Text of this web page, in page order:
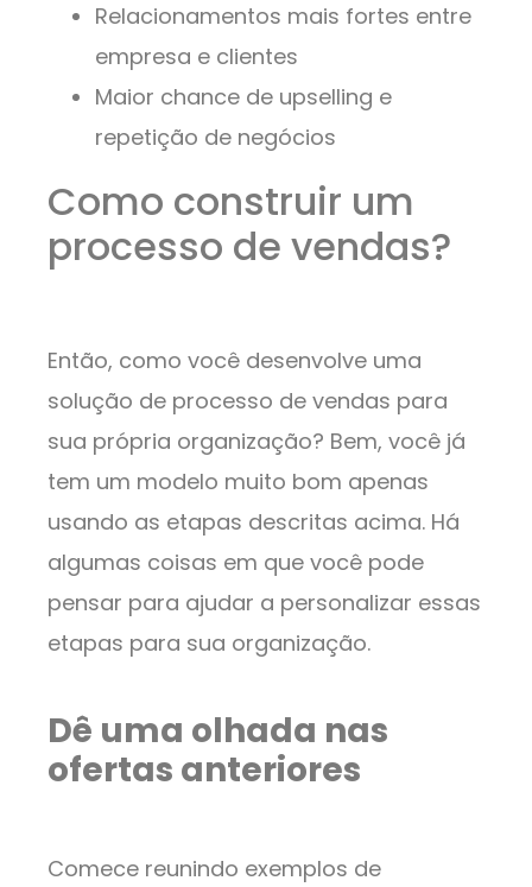
Relacionamentos mais fortes entre
empresa e clientes
Maior chance de upselling e
repetição de negócios
Como construir um
processo de vendas?
Então, como você desenvolve uma
solução de processo de vendas para
sua própria organização? Bem, você já
tem um modelo muito bom apenas
usando as etapas descritas acima. Há
algumas coisas em que você pode
pensar para ajudar a personalizar essas
etapas para sua organização.
Dê uma olhada nas
ofertas anteriores
Comece reunindo exemplos de